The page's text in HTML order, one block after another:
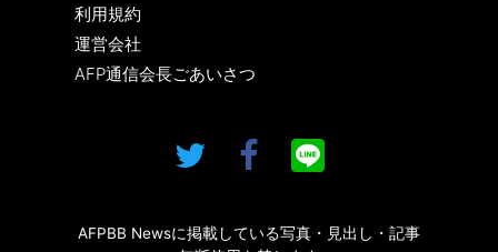
利用規約
運営会社
AFP通信会長ごあいさつ
AFPBB Newsに掲載している写真・見出し・記事